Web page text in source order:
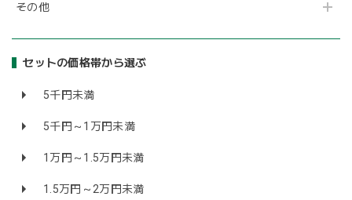
その他
セットの価格帯から選ぶ
5千円未満
5千円～1万円未満
1万円～1.5万円未満
1.5万円～2万円未満